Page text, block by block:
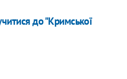
до "Кримської